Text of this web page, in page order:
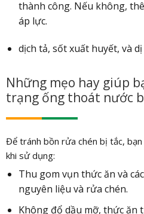
thành công. Nếu không,
áp lực.
dịch tả, sốt xuất huyết, và
Những mẹo hay giúp
trạng ống thoát nước
Để tránh bồn rửa chén bị tắc,
khi sử dụng:
Thu gom vụn thức ăn và
nguyên liệu và rửa chén.
Không đổ dầu mỡ, thức ăn